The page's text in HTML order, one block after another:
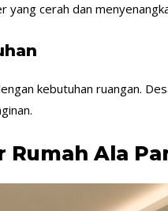
yang cerah dan
kebutuhan ruangan.
Ala